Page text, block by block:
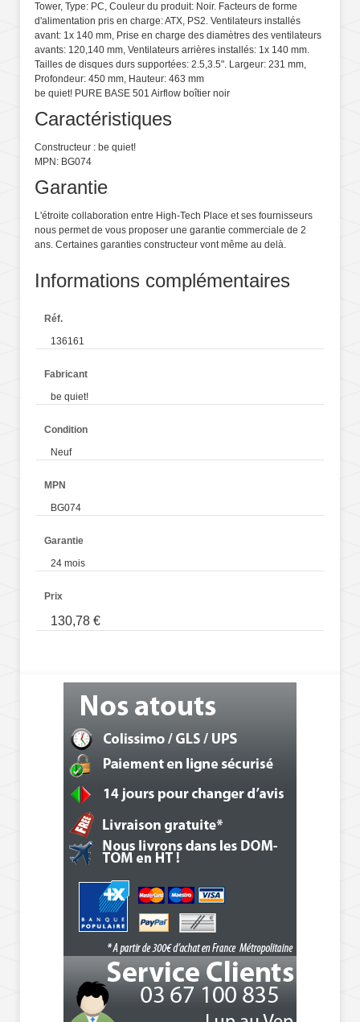
Tower, Type: PC, Couleur du produit: Noir. Facteurs de forme
d'alimentation pris en charge: ATX, PS2. Ventilateurs installés
avant: 1x 140 mm, Prise en charge des diamètres des ventilateurs
avants: 120,140 mm, Ventilateurs arrières installés: 1x 140 mm.
Tailles de disques durs supportées: 2.5,3.5". Largeur: 231 mm,
Profondeur: 450 mm, Hauteur: 463 mm
be quiet! PURE BASE 501 Airflow boîtier noir
Caractéristiques
Constructeur : be quiet!
MPN: BG074
Garantie
L'étroite collaboration entre High-Tech Place et ses fournisseurs
nous permet de vous proposer une garantie commerciale de 2
ans. Certaines garanties constructeur vont même au delà.
Informations complémentaires
Réf.
136161
Fabricant
be quiet!
Condition
Neuf
MPN
BG074
Garantie
24 mois
Prix
130,78 €